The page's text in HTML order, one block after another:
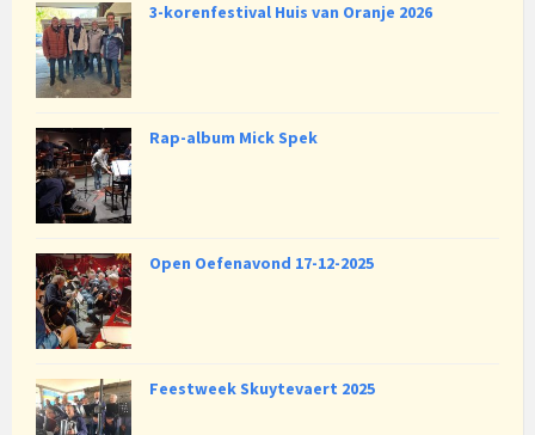
3-korenfestival Huis van Oranje 2026
Rap-album Mick Spek
Open Oefenavond 17-12-2025
Feestweek Skuytevaert 2025